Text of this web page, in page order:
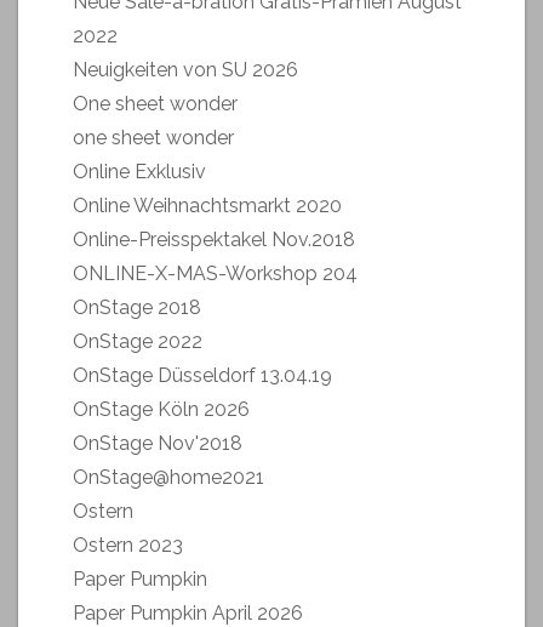
2022
Neuigkeiten von SU 2026
One sheet wonder
one sheet wonder
Online Exklusiv
Online Weihnachtsmarkt 2020
Online-Preisspektakel Nov.2018
ONLINE-X-MAS-Workshop 204
OnStage 2018
OnStage 2022
OnStage Düsseldorf 13.04.19
OnStage Köln 2026
OnStage Nov'2018
OnStage@home2021
Ostern
Ostern 2023
Paper Pumpkin
Paper Pumpkin April 2026